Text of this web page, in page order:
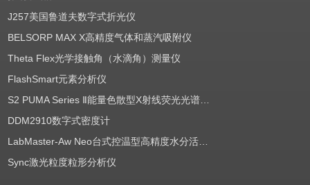
J257美国鲁道夫数字式折光仪
BELSORP MAX X高精度气体和蒸汽吸附仪
Theta Flex光学接触角（水滴角）测量仪
FlashSmart元素分析仪
S2 PUMA Series Ⅱ能量色散型X射线荧光光谱仪（EDXRF）
DDM2910数字式密度计
LabMaster-Aw Neo台式控温型高精度水分活度测定仪
Sync激光粒度粒形分析仪